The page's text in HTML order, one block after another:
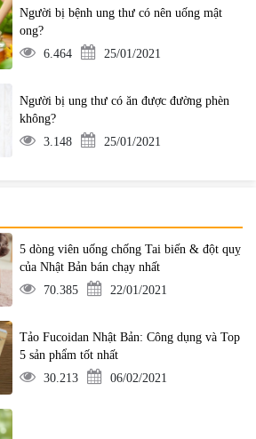
Người bị bệnh ung thư có nên uống mật
ong?
6.464
25/01/2021
Người bị ung thư có ăn được đường phèn
không?
3.148
25/01/2021
5 dòng viên uống chống Tai biến & đột quỵ
của Nhật Bản bán chạy nhất
70.385
22/01/2021
Tảo Fucoidan Nhật Bản: Công dụng và Top
5 sản phẩm tốt nhất
30.213
06/02/2021